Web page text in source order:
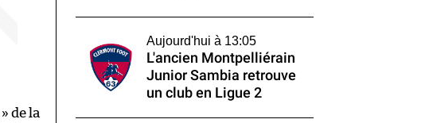
» de la
Aujourd'hui à 13:05
L'ancien Montpelliérain
Junior Sambia retrouve
un club en Ligue 2